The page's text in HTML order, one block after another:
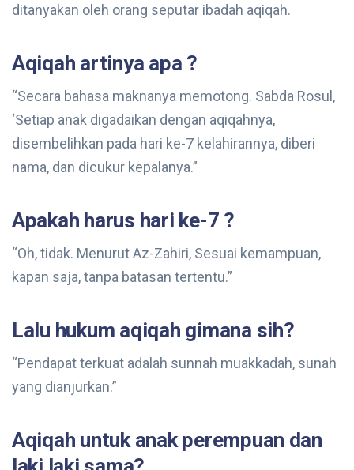
ditanyakan oleh orang seputar ibadah aqiqah.
Aqiqah artinya apa ?
“Secara bahasa maknanya memotong. Sabda Rosul,
‘Setiap anak digadaikan dengan aqiqahnya,
disembelihkan pada hari ke-7 kelahirannya, diberi
nama, dan dicukur kepalanya.”
Apakah harus hari ke-7 ?
“Oh, tidak. Menurut Az-Zahiri, Sesuai kemampuan,
kapan saja, tanpa batasan tertentu.”
Lalu hukum aqiqah gimana sih?
“Pendapat terkuat adalah sunnah muakkadah, sunah
yang dianjurkan.”
Aqiqah untuk anak perempuan dan